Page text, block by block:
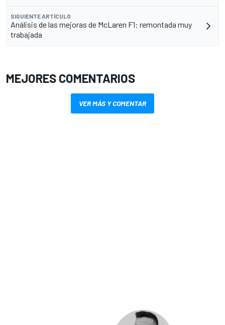
SIGUIENTE ARTÍCULO
Análisis de las mejoras de McLaren F1: remontada muy
trabajada
MEJORES COMENTARIOS
VER MÁS Y COMENTAR